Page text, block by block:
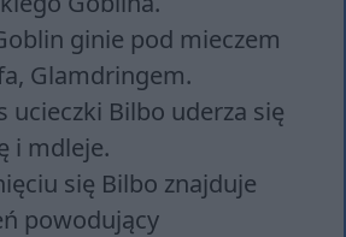
ginie pod mieczem
Glamdringem.
ucieczki Bilbo uderza się
i mdleje.
się Bilbo znajduje
powodujący